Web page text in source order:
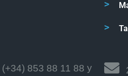
(+34) 853 88 11 88 y